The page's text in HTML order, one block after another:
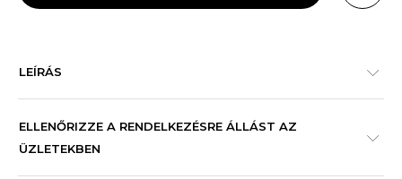
LEÍRÁS
ELLENŐRIZZE A RENDELKEZÉSRE ÁLLÁST AZ
ÜZLETEKBEN